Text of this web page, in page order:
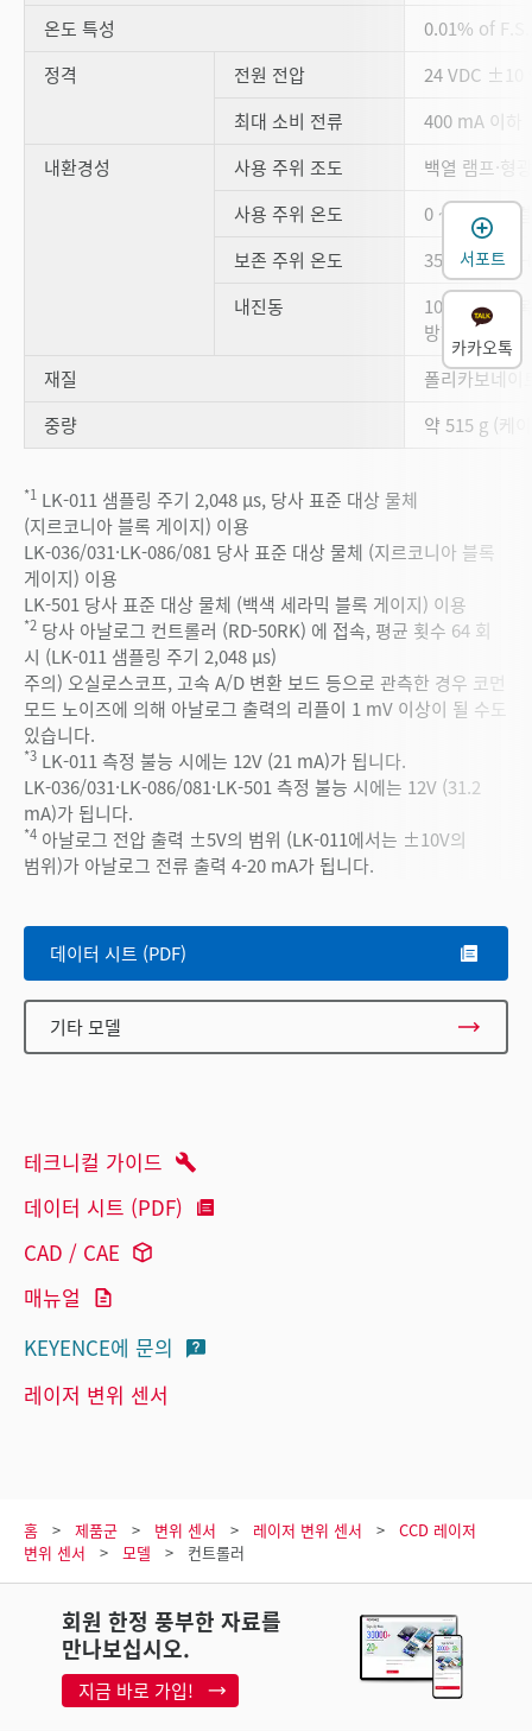
온도 특성
0.01% of
정격
전원 전압
24 VDC ±10
최대 소비 전류
400 mA 이하
내환경성
사용 주위 조도
백열 램프·형
사용 주위 온도
0 ~ +50 °C (
보존 주위 온도
35 ~ 85 %
내진동
10 ~ 55 Hz,
방향 2 시간
재질
폴리카보네이
중량
약 515 g (케
*1 LK-011 샘플링 주기 2,048 µs, 당사 표준 대상 물체
(지르코니아 블록 게이지) 이용
LK-036/031·LK-086/081 당사 표준 대상 물체 (지르코니아 블록
게이지) 이용
LK-501 당사 표준 대상 물체 (백색 세라믹 블록 게이지) 이용
*2 당사 아날로그 컨트롤러 (RD-50RK) 에 접속, 평균 횟수 64 회
시 (LK-011 샘플링 주기 2,048 µs)
주의) 오실로스코프, 고속 A/D 변환 보드 등으로 관측한 경우 코먼
모드 노이즈에 의해 아날로그 출력의 리플이 1 mV 이상이 될 수도
있습니다.
*3 LK-011 측정 불능 시에는 12V (21 mA)가 됩니다.
LK-036/031·LK-086/081·LK-501 측정 불능 시에는 12V (31.2
mA)가 됩니다.
*4 아날로그 전압 출력 ±5V의 범위 (LK-011에서는 ±10V의
범위)가 아날로그 전류 출력 4-20 mA가 됩니다.
데이터 시트 (PDF)
기타 모델
테크니컬 가이드
데이터 시트 (PDF)
CAD / CAE
매뉴얼
KEYENCE에 문의
레이저 변위 센서
홈 제품군 변위 센서 레이저 변위 센서
CCD 레이저
변위 센서
모델 컨트롤러
회원 한정 풍부한 자료를
만나보십시오.
지금 바로 가입!
서포트
카카오톡